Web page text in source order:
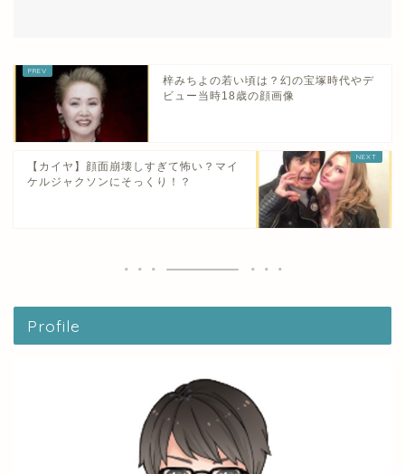
梓みちよの若い頃は？幻の宝塚時代やデ
ビュー当時18歳の顔画像
【カイヤ】顔面崩壊しすぎて怖い？マイ
ケルジャクソンにそっくり！？
Profile